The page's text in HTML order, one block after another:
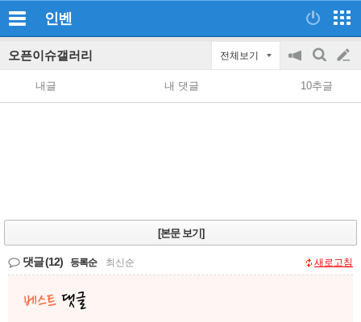
인벤
오픈이슈갤러리 전체보기
공
지
on/off
검
색
글
쓰
내글 내 댓글 10추글
[본문 보기]
댓글(12) 등록순 최신순 새로고침